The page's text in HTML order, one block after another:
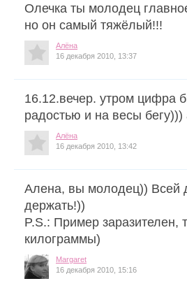
Олечка ты молодец
но он самый тяжёлый!!!
Алёна
16 декабря 2010, 13:37
16.12.вечер. утром цифра
радостью и на весы
Алёна
16 декабря 2010, 13:42
Алена, вы молодец)) Всей
держать!))
P.S.: Пример заразителен,
килограммы)
Margaret
16 декабря 2010, 15:16